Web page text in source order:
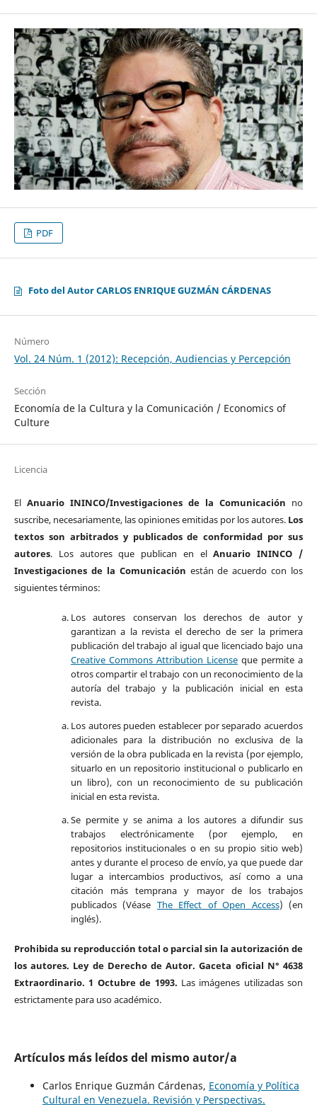
PDF
Foto del Autor CARLOS ENRIQUE GUZMÁN CÁRDENAS
Número
Vol. 24 Núm. 1 (2012): Recepción, Audiencias y Percepción
Sección
Economía de la Cultura y la Comunicación / Economics of
Culture
Licencia
El Anuario ININCO/Investigaciones de la Comunicación no
suscribe, necesariamente, las opiniones emitidas por los autores. Los
textos son arbitrados y publicados de conformidad por sus
autores. Los autores que publican en elAnuario ININCO /
Investigaciones de la Comunicación están de acuerdo con los
siguientes términos:
Los autores conservan los derechos de autor y
garantizan a la revista el derecho de ser la primera
publicación del trabajo al igual que licenciado bajo una
Creative Commons Attribution License que permite a
otros compartir el trabajo con un reconocimiento de la
autoría del trabajo y la publicación inicial en esta
revista.
Los autores pueden establecer por separado acuerdos
adicionales para la distribución no exclusiva de la
versión de la obra publicada en la revista (por ejemplo,
situarlo en un repositorio institucional o publicarlo en
un libro), con un reconocimiento de su publicación
inicial en esta revista.
Se permite y se anima a los autores a difundir sus
trabajos electrónicamente (por ejemplo, en
repositorios institucionales o en su propio sitio web)
antes y durante el proceso de envío, ya que puede dar
lugar a intercambios productivos, así como a una
citación más temprana y mayor de los trabajos
publicados (Véase The Effect of Open Access) (en
inglés).
Prohibida su reproducción total o parcial sin la autorización de
los autores. Ley de Derecho de Autor. Gaceta oficial N° 4638
Extraordinario. 1 Octubre de 1993. Las imágenes utilizadas son
estrictamente para uso académico.
Artículos más leídos del mismo autor/a
Carlos Enrique Guzmán Cárdenas, Economía y Política
Cultural en Venezuela. Revisión y Perspectivas.